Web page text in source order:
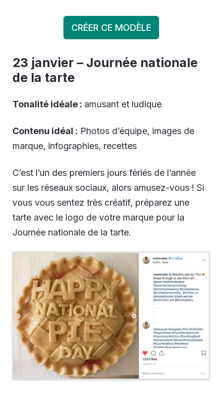
CRÉER CE MODÈLE
23 janvier – Journée nationale
de la tarte
Tonalité idéale : amusant et ludique
Contenu idéal : Photos d’équipe, images de
marque, infographies, recettes
C’est l’un des premiers jours fériés de l’année
sur les réseaux sociaux, alors amusez-vous ! Si
vous vous sentez très créatif, préparez une
tarte avec le logo de votre marque pour la
Journée nationale de la tarte.